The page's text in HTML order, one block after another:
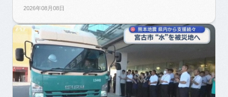
2026年08月08日